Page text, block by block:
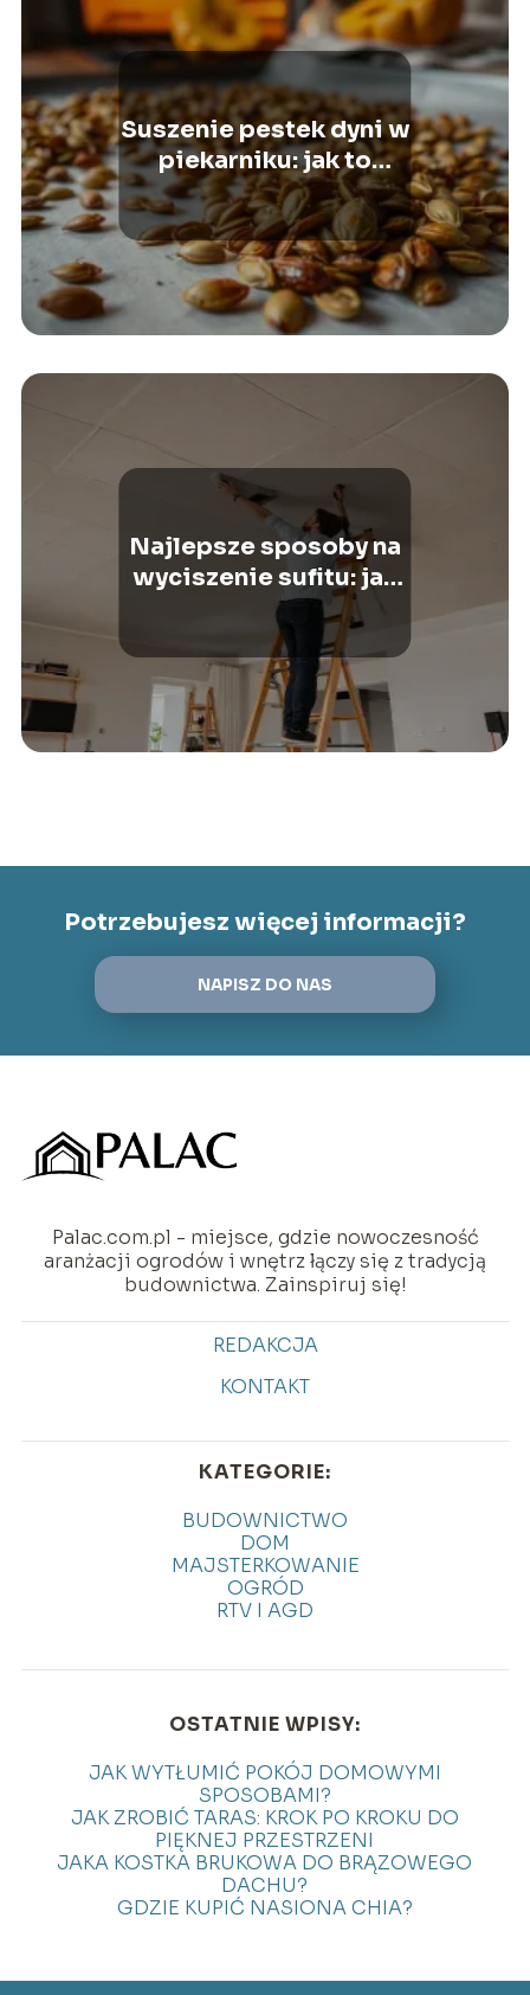
Suszenie pestek dyni w
piekarniku: jak to
zrobić?
Najlepsze sposoby na
wyciszenie sufitu: jak
to zrobić samodzielnie
Potrzebujesz więcej informacji?
NAPISZ DO NAS
Palac.com.pl - miejsce, gdzie nowoczesność
aranżacji ogrodów i wnętrz łączy się z tradycją
budownictwa. Zainspiruj się!
REDAKCJA
KONTAKT
KATEGORIE:
BUDOWNICTWO
DOM
MAJSTERKOWANIE
OGRÓD
RTV I AGD
OSTATNIE WPISY:
JAK WYTŁUMIĆ POKÓJ DOMOWYMI
SPOSOBAMI?
JAK ZROBIĆ TARAS: KROK PO KROKU DO
PIĘKNEJ PRZESTRZENI
JAKA KOSTKA BRUKOWA DO BRĄZOWEGO
DACHU?
GDZIE KUPIĆ NASIONA CHIA?